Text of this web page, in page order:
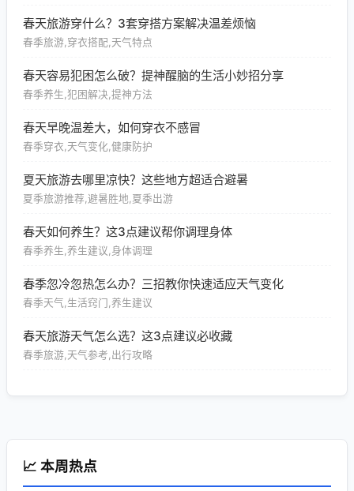
春天旅游穿什么？3套穿搭方案解决温差烦恼
春季旅游,穿衣搭配,天气特点
春天容易犯困怎么破？提神醒脑的生活小妙招分享
春季养生,犯困解决,提神方法
春天早晚温差大，如何穿衣不感冒
春季穿衣,天气变化,健康防护
夏天旅游去哪里凉快？这些地方超适合避暑
夏季旅游推荐,避暑胜地,夏季出游
春天如何养生？这3点建议帮你调理身体
春季养生,养生建议,身体调理
春季忽冷忽热怎么办？三招教你快速适应天气变化
春季天气,生活窍门,养生建议
春天旅游天气怎么选？这3点建议必收藏
春季旅游,天气参考,出行攻略
📈 本周热点